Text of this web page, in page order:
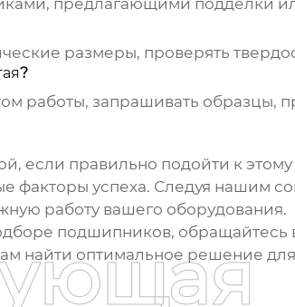
предлагающими подделки
размеры, проверять
?
работы, запрашивать образцы,
если правильно подойти к
факторы успеха. Следуя нашим
работу вашего оборудования.
подшипников, обращайтесь
найти оптимальное решение